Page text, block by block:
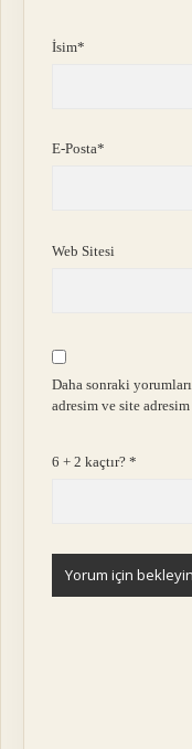
İsim*
E-Posta*
Web Sitesi
Daha sonraki
adresim ve site
6 + 2 kaçtır?*